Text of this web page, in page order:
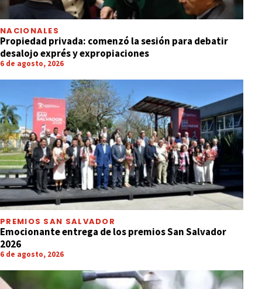
NACIONALES
Propiedad privada: comenzó la sesión para debatir
desalojo exprés y expropiaciones
6 de agosto, 2026
PREMIOS SAN SALVADOR
Emocionante entrega de los premios San Salvador
2026
6 de agosto, 2026